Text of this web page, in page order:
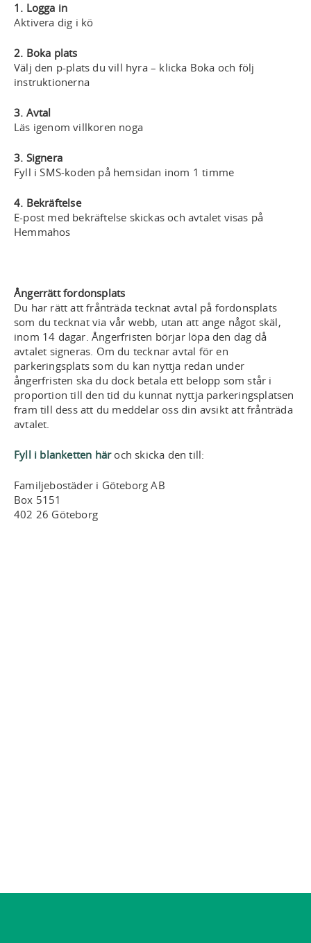
1. Logga in
Aktivera dig i kö
2. Boka plats
Välj den p-plats du vill hyra – klicka Boka och följ
instruktionerna
3. Avtal
Läs igenom villkoren noga
3. Signera
Fyll i SMS-koden på hemsidan inom 1 timme
4. Bekräftelse
E-post med bekräftelse skickas och avtalet visas på
Hemmahos
Ångerrätt fordonsplats
Du har rätt att frånträda tecknat avtal på fordonsplats
som du tecknat via vår webb, utan att ange något skäl,
inom 14 dagar. Ångerfristen börjar löpa den dag då
avtalet signeras. Om du tecknar avtal för en
parkeringsplats som du kan nyttja redan under
ångerfristen ska du dock betala ett belopp som står i
proportion till den tid du kunnat nyttja parkeringsplatsen
fram till dess att du meddelar oss din avsikt att frånträda
avtalet.
Fyll i blanketten häroch skicka den till:
Familjebostäder i Göteborg AB
Box 5151
402 26 Göteborg